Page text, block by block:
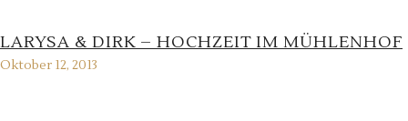
LARYSA & DIRK – HOCHZEIT IM MÜHLENHOF
Oktober 12, 2013